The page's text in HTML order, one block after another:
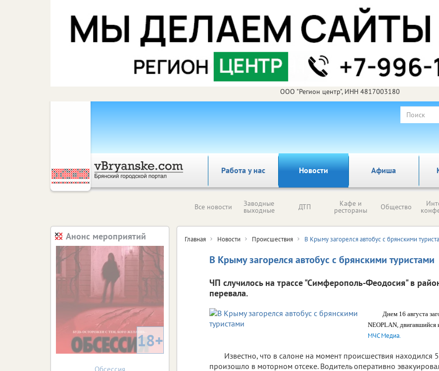
ООО "Регион центр", ИНН 4817003180
Работа у нас Новости Афиша
Все новости Заводные
выходные ДТП Кафе и
рестораны Общество
Главная Новости Происшествия В Крыму загорелся автобус с брянскими
В Крыму загорелся автобус с брянскими туристами
ЧП случилось на трассе "Симферополь-Феодосия" в
перевала.
Днем 16 августа
NEOPLAN,
МЧС Медиа.
Известно, что в салоне на момент происшествия находился
произошло в моторном отсеке. Водитель оперативно
Анонс мероприятий
18+